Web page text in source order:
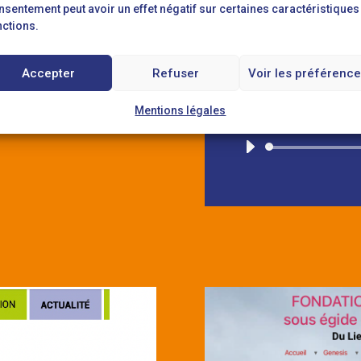
peut avoir un effet négatif sur certaines caractéristiques
Accepter Refuser Voir les
Mentions légales
fichier